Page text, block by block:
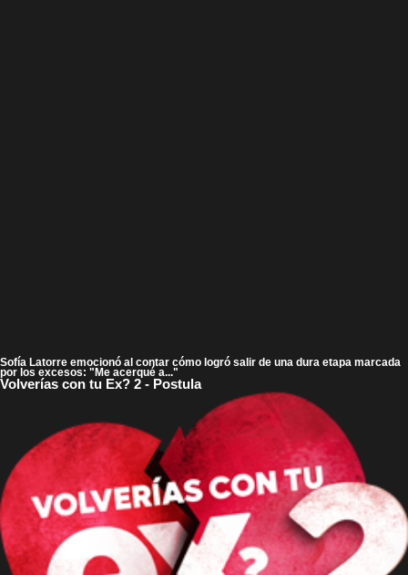
Sofía Latorre emocionó al contar cómo logró salir de una dura etapa marcada
por los excesos: "Me acerqué a..."
Volverías con tu Ex? 2 - Postula